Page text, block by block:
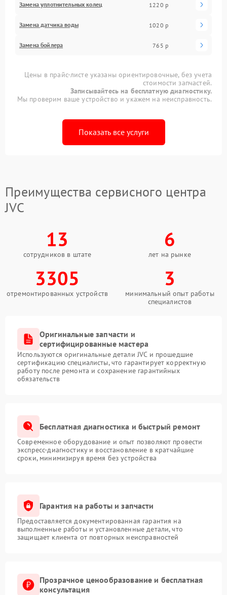
Замена уплотнительных колец 1220 р
Замена датчика воды 1020 р
Замена бойлера 765 р
Цены в прайс-листе указаны ориентировочные, без учета
стоимости запчастей.
Записывайтесь на бесплатную диагностику.
Мы проверим ваше устройство и укажем на неисправность.
Показать все услуги
Преимущества сервисного центра
JVC
13
сотрудников в штате
6
лет на рынке
3305
отремонтированных устройств
3
минимальный опыт работы
специалистов
Оригинальные запчасти и
сертифицированные мастера
Используются оригинальные детали JVC и прошедшие
сертификацию специалисты, что гарантирует корректную
работу после ремонта и сохранение гарантийных
обязательств
Бесплатная диагностика и быстрый ремонт
Современное оборудование и опыт позволяют провести
экспресс-диагностику и восстановление в кратчайшие
сроки, минимизируя время без устройства
Гарантия на работы и запчасти
Предоставляется документированная гарантия на
выполненные работы и установленные детали, что
защищает клиента от повторных неисправностей
Прозрачное ценообразование и бесплатная
консультация